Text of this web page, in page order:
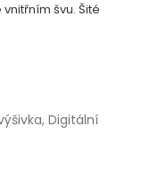
švu. Šité
Digitální